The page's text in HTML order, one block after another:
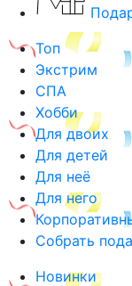
Топ
Экстрим
СПА
Хобби
Для двоих
Для детей
Для неё
Для него
Собрать
Новинки